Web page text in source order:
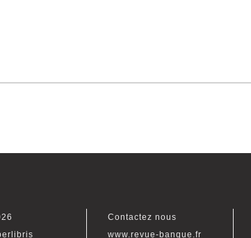
Contactez nous
www.revue-banque.fr